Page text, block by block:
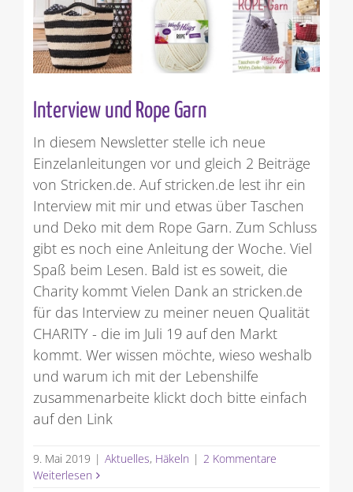
Interview und Rope Garn
In diesem Newsletter stelle ich neue
Einzelanleitungen vor und gleich 2 Beiträge
von Stricken.de. Auf stricken.de lest ihr ein
Interview mit mir und etwas über Taschen
und Deko mit dem Rope Garn. Zum Schluss
gibt es noch eine Anleitung der Woche. Viel
Spaß beim Lesen. Bald ist es soweit, die
Charity kommt Vielen Dank an stricken.de
für das Interview zu meiner neuen Qualität
CHARITY - die im Juli 19 auf den Markt
kommt. Wer wissen möchte, wieso weshalb
und warum ich mit der Lebenshilfe
zusammenarbeite klickt doch bitte einfach
auf den Link
9. Mai 2019 | Aktuelles, Häkeln | 2 Kommentare
Weiterlesen